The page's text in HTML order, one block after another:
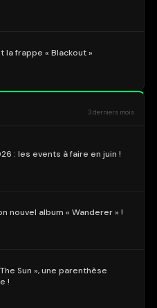
la frappe « Blackout »
3 derniers mois
: les events à faire en juin !
nouvel album « Wanderer » !
Sun », une parenthèse
!